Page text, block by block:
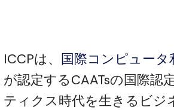
ICCPは、 国際コンピュータ
が認定するCAATsの国際認
ティクス時代を生きるビジ